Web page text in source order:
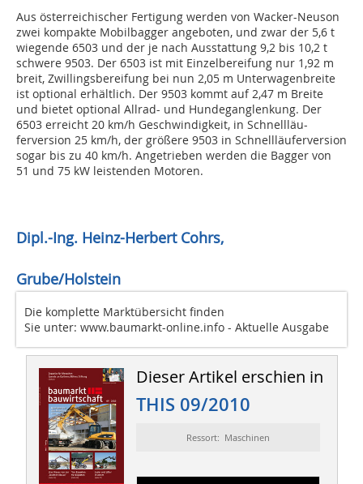
Aus österreichischer Fertigung werden von Wacker-Neuson
zwei kompakte Mobilbagger angeboten, und zwar der 5,6 t
wiegende 6503 und der je nach Ausstattung 9,2 bis 10,2 t
schwere 9503. Der 6503 ist mit Einzelbereifung nur 1,92 m
breit, Zwillingsbereifung bei nun 2,05 m Unterwagenbreite
ist optional erhältlich. Der 9503 kommt auf 2,47 m Breite
und bietet optional Allrad- und Hundeganglenkung. Der
6503 erreicht 20 km/h Geschwindigkeit, in Schnellläu-
ferversion 25 km/h, der größere 9503 in Schnellläuferversion
sogar bis zu 40 km/h. Angetrieben werden die Bagger von
51 und 75 kW leistenden Motoren.
Dipl.-Ing. Heinz-Herbert Cohrs,
Grube/Holstein
Die komplette Marktübersicht finden
Sie unter: www.baumarkt-online.info - Aktuelle Ausgabe
Dieser Artikel erschien in
THIS 09/2010
Ressort: Maschinen